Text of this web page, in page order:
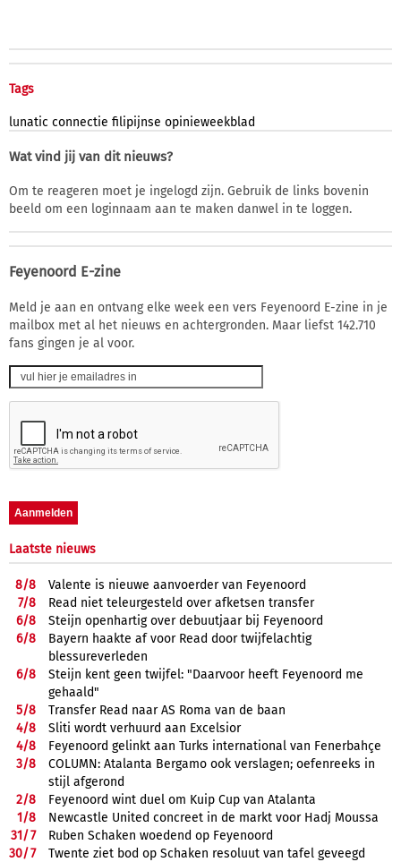
Tags
lunatic connectie filipijnse opinieweekblad
Wat vind jij van dit nieuws?
Om te reageren moet je ingelogd zijn. Gebruik de links bovenin
beeld om een loginnaam aan te maken danwel in te loggen.
Feyenoord E-zine
Meld je aan en ontvang elke week een vers Feyenoord E-zine in je
mailbox met al het nieuws en achtergronden. Maar liefst 142.710
fans gingen je al voor.
Laatste nieuws
8/8
Valente is nieuwe aanvoerder van Feyenoord
7/8
Read niet teleurgesteld over afketsen transfer
6/8
Steijn openhartig over debuutjaar bij Feyenoord
6/8
Bayern haakte af voor Read door twijfelachtig
blessureverleden
6/8
Steijn kent geen twijfel: "Daarvoor heeft Feyenoord me
gehaald"
5/8
Transfer Read naar AS Roma van de baan
4/8
Sliti wordt verhuurd aan Excelsior
4/8
Feyenoord gelinkt aan Turks international van Fenerbahçe
3/8
COLUMN: Atalanta Bergamo ook verslagen; oefenreeks in
stijl afgerond
2/8
Feyenoord wint duel om Kuip Cup van Atalanta
1/8
Newcastle United concreet in de markt voor Hadj Moussa
31/7
Ruben Schaken woedend op Feyenoord
30/7
Twente ziet bod op Schaken resoluut van tafel geveegd